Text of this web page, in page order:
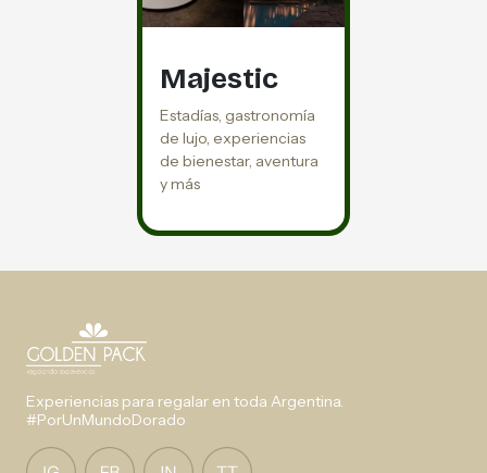
Majestic
Estadías, gastronomía
de lujo, experiencias
de bienestar, aventura
y más
Experiencias para regalar en toda Argentina.
#PorUnMundoDorado